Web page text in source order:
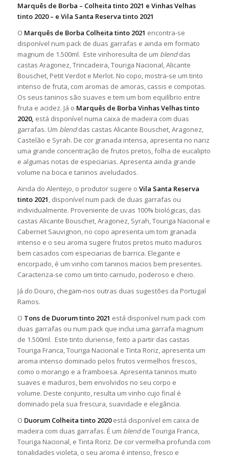
Marquês de Borba – Colheita tinto 2021 e Vinhas Velhas
tinto 2020 – e Vila Santa Reserva tinto 2021
O Marquês de Borba Colheita tinto 2021 encontra-se
disponível num pack de duas garrafas e ainda em formato
magnum de 1.500ml. Este vinhoresulta de um blenddas
castas Aragonez, Trincadeira, Touriga Nacional, Alicante
Bouschet, Petit Verdot e Merlot. No copo, mostra-se um tinto
intenso de fruta, com aromas de amoras, cassis e compotas.
Os seus taninos são suaves e tem um bom equilíbrio entre
fruta e acidez. Já o Marquês de Borba Vinhas Velhastinto
2020, está disponível numa caixa de madeira com duas
garrafas. Um blenddas castas Alicante Bouschet, Aragonez,
Castelão e Syrah. De cor granada intensa, apresenta no nariz
uma grande concentração de frutos pretos, folha de eucalipto
e algumas notas de especiarias. Apresenta ainda grande
volume na boca e taninos aveludados.
Ainda do Alentejo, o produtor sugere o Vila Santa Reserva
tinto 2021, disponível num pack de duas garrafas ou
individualmente. Proveniente de uvas 100% biológicas, das
castas Alicante Bouschet, Aragonez, Syrah, Touriga Nacional e
Cabernet Sauvignon, no copo apresenta um tom granada
intenso e o seu aroma sugere frutos pretos muito maduros
bem casados com especiarias de barrica. Elegante e
encorpado, é um vinho com taninos macios bem presentes.
Caracteriza-se como um tinto carnudo, poderoso e cheio.
Já do Douro, chegam-nos outras duas sugestões da Portugal
Ramos.
O Tons de Duorum tinto 2021 está disponível num pack com
duas garrafas ou num pack que inclui uma garrafa magnum
de 1.500ml. Este tinto duriense, feito a partir das castas
Touriga Franca, Touriga Nacional e Tinta Roriz, apresenta um
aroma intenso dominado pelos frutos vermelhos frescos,
como o morango e a framboesa. Apresenta taninos muito
suaves e maduros, bem envolvidos no seu corpo e
volume. Deste conjunto, resulta um vinho cujo final é
dominado pela sua frescura, suavidade e elegância.
O Duorum Colheita tinto 2020está disponível em caixa de
madeira com duas garrafas. É um blendde Touriga Franca,
Touriga Nacional, e Tinta Roriz. De cor vermelha profunda com
tonalidades violeta, o seu aroma é intenso, fresco e